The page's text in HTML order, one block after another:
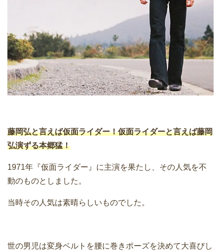
藤岡弘と言えば仮面ライダー！仮面ライダーと言えば藤岡
弘演ずる本郷猛！
1971年『仮面ライダー』に主演を果たし、その人気を不
動のものとしました。
当時その人気は素晴らしいものでした。
世の男児は変身ベルトを腰に巻きポーズを決めて大喜びし